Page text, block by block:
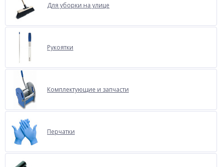
Для уборки на улице
Рукоятки
Комплектующие и запчасти
Перчатки